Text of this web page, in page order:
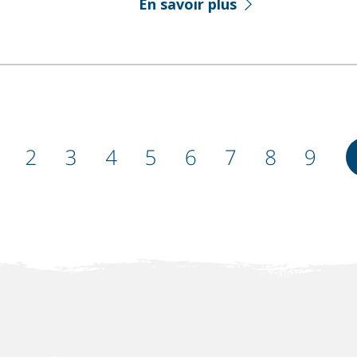
En savoir plus
Page
2 Page
3 Page
4 Page
5 Page
6 Page
7 Page
8 Page
9